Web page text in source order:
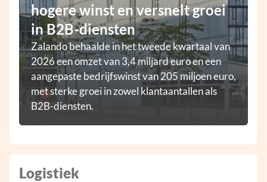
hogere winst en versnelt groei
in B2B-diensten
Zalando behaalde in het tweede kwartaal van
2026 een omzet van 3,4 miljard euro en een
aangepaste bedrijfswinst van 205 miljoen euro,
met sterke groei in zowel klantaantallen als
B2B-diensten.
Logistiek